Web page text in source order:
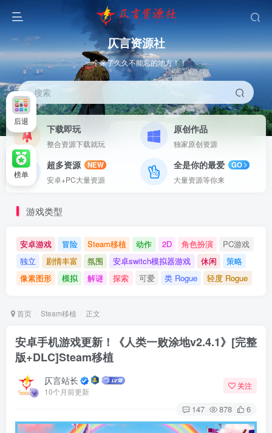
仄言资源社
一个来了久久不能忘的地方！！
搜索
下载即玩
整合资源下载就玩
原创作品
独家原创资源
超多资源
NEW
安卓+PC大量资源
全是你的最爱
GO
大量资源等你来
游戏类型
安卓游戏 冒险 Steam移植 动作 2D 角色扮演
PC游戏
独立
剧情丰富 氛围 安卓switch模拟器游戏 休闲
策略
像素图形
模拟 解谜 探索 可爱 类 Rogue 轻度 Rogue
首页 Steam移植 正文
安卓手机游戏更新！《人类一败涂地v2.4.1》[完整
版+DLC]Steam移植
仄言站长
10个月前更新
关注
147 878 6
后退
榜单